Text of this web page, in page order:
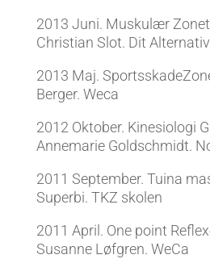
2013 Juni. Muskulær
Christian Slot. Dit Alternativ
2013 Maj.
Berger. Weca
2012 Oktober. Kinesiologi
Annemarie Goldschmidt.
2011 September. Tuina
Superbi. TKZ skolen
2011 April. One point
Susanne Løfgren. WeCa